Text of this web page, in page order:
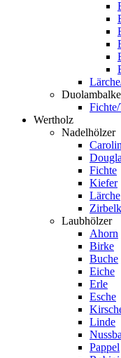
Wertholz
Nadelhölzer
Fichte
Kiefer
Lärche
Laubhölzer
Ahorn
Birke
Buche
Eiche
Erle
Esche
Linde
Pappel